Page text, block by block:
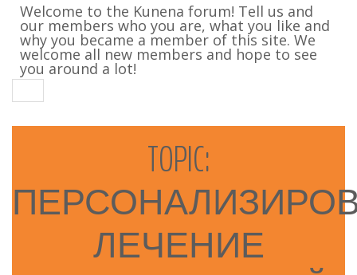
Welcome to the Kunena forum! Tell us and
our members who you are, what you like and
why you became a member of this site. We
welcome all new members and hope to see
you around a lot!
TOPIC:
ЛЕЧЕНИЕ